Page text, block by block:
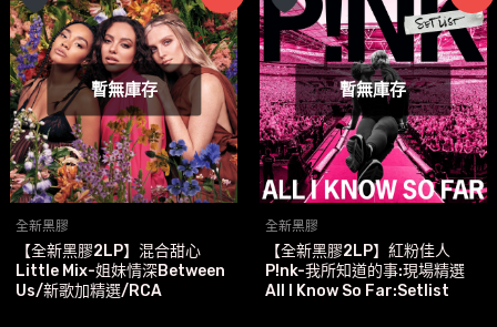
暫無庫存
全新黑膠
【全新黑膠2LP】混合甜心
Little Mix-姐妹情深Between
Us/新歌加精選/RCA
暫無庫存
全新黑膠
【全新黑膠2LP】紅粉佳人
P!nk-我所知道的事:現場精選
All I Know So Far:Setlist